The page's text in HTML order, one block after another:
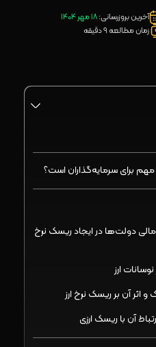
آخرین بروزرسانی:18 مهر 1404
زمان مطالعه 9 دقیقه
برای سرمایه‌گذاران است؟
دولت‌ها در ایجاد ریسک نرخ
ارز
اثر آن بر ریسک نرخ ارز
آن با ریسک ارزی